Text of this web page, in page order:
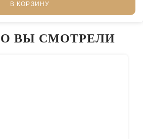
В КОРЗИНУ
ВЫ СМОТРЕЛИ